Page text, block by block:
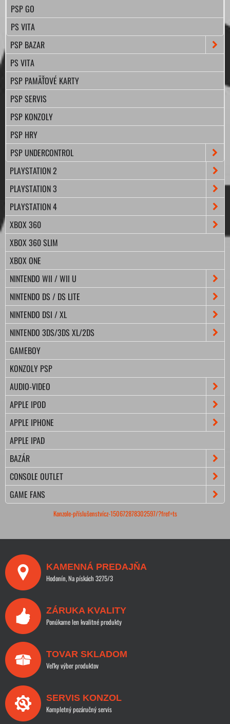
PSP GO
PS VITA
PSP BAZAR
PS VITA
PSP PAMÄŤOVÉ KARTY
PSP SERVIS
PSP KONZOLY
PSP HRY
PSP UNDERCONTROL
PLAYSTATION 2
PLAYSTATION 3
PLAYSTATION 4
XBOX 360
XBOX 360 SLIM
XBOX ONE
NINTENDO WII / WII U
NINTENDO DS / DS LITE
NINTENDO DSI / XL
NINTENDO 3DS/3DS XL/2DS
GAMEBOY
KONZOLY PSP
AUDIO-VIDEO
APPLE IPOD
APPLE IPHONE
APPLE IPAD
BAZÁR
CONSOLE OUTLET
GAME FANS
Konzole-příslušenstvícz-150672878302597/?fref=ts
KAMENNÁ PREDAJŇA
Hodonín, Na pískách 3275/3
ZÁRUKA KVALITY
Ponúkame len kvalitné produkty
TOVAR SKLADOM
Veľky výber produktov
SERVIS KONZOL
Kompletný pozáručný servis